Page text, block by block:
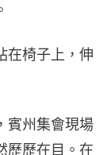
在椅子上，伸
賓州集會現場
歷歷在目。在